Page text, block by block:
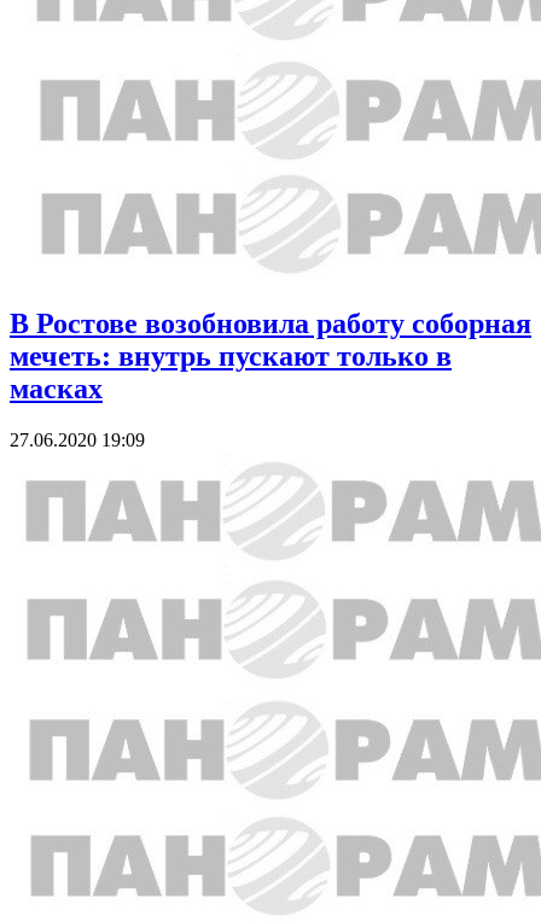
В Ростове возобновила работу соборная
мечеть: внутрь пускают только в
масках
27.06.2020 19:09